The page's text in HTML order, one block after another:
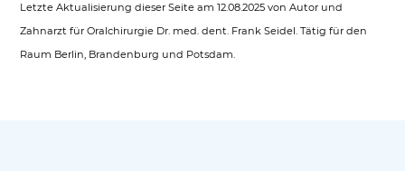
Letzte Aktualisierung dieser Seite am 12.08.2025 von Autor und
Zahnarzt für Oralchirurgie Dr. med. dent. Frank Seidel. Tätig für den
Raum Berlin, Brandenburg und Potsdam.